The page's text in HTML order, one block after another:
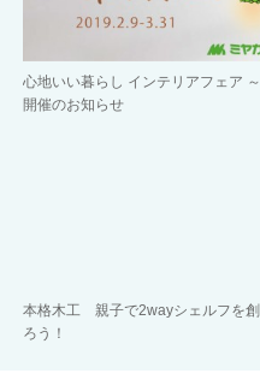
心地いい暮らし インテリアフェア ～
開催のお知らせ
本格木工 親子で2wayシェルフを創
ろう！